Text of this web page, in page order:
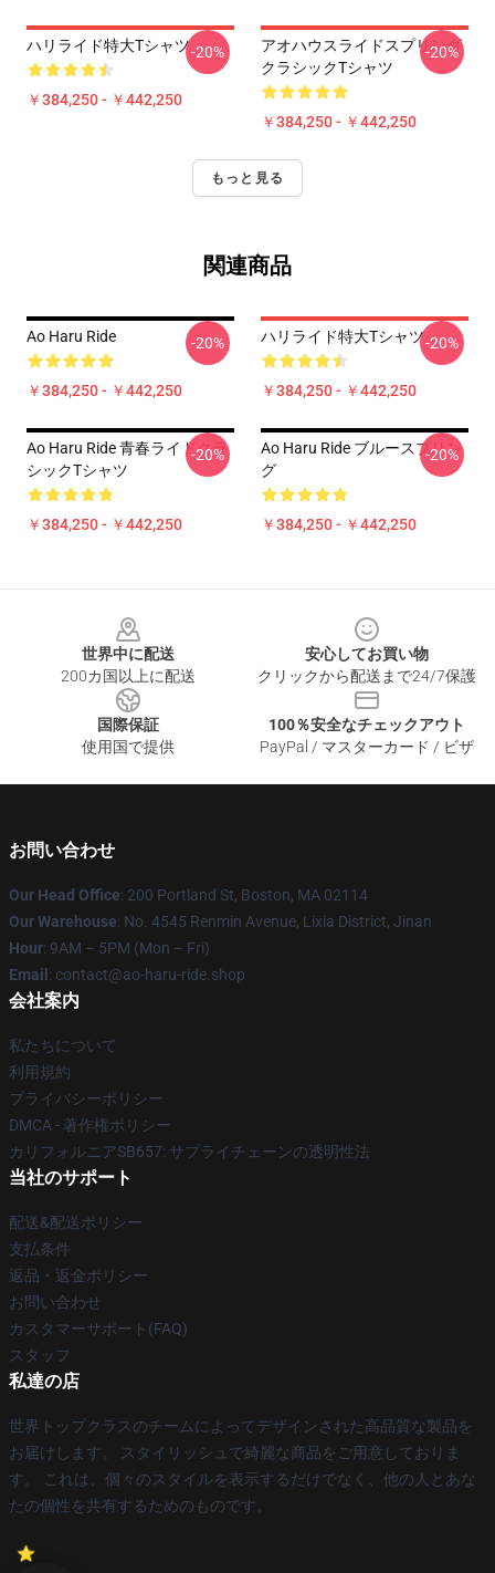
ハリライド特大Tシャツ
￥384,250 - ￥442,250
-20%
アオハウスライドスプリング
クラシックTシャツ
￥384,250 - ￥442,250
-20%
もっと見る
関連商品
Ao Haru Ride
￥384,250 - ￥442,250
-20% ハリライド特大Tシャツ
￥384,250 - ￥442,250
-20%
Ao Haru Ride 青春ライドクラ
シックTシャツ
￥384,250 - ￥442,250
-20%
Ao Haru Ride ブルースプリン
グ
￥384,250 - ￥442,250
-20%
世界中に配送
200カ国以上に配送
安心してお買い物
クリックから配送まで24/7保護
国際保証
使用国で提供
100％安全なチェックアウト
PayPal / マスターカード / ビザ
お問い合わせ
Our Head Office: 200 Portland St, Boston, MA 02114
Our Warehouse: No. 4545 Renmin Avenue, Lixia District, Jinan
Hour: 9AM – 5PM (Mon – Fri)
Email : contact@ao-haru-ride.shop
会社案内
私たちについて
利用規約
プライバシーポリシー
DMCA - 著作権ポリシー
カリフォルニアSB657: サプライチェーンの透明性法
当社のサポート
配送&配送ポリシー
支払条件
返品・返金ポリシー
お問い合わせ
カスタマーサポート(FAQ)
スタッフ
私達の店
世界トップクラスのチームによってデザインされた高品質な製品を
お届けします。 スタイリッシュで綺麗な商品をご用意しておりま
す。 これは、個々のスタイルを表示するだけでなく、他の人とあな
たの個性を共有するためのものです。